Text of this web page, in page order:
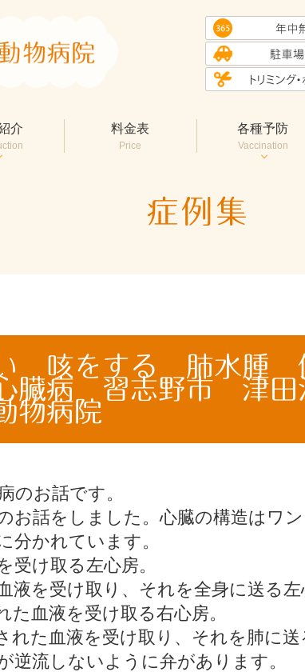
介 料金表
Price
各種予防
Vaccination
症例集
咳をする 肺水腫
臓病 習志野市 津
物病院
のお話です。
お話をしました。心臓の構造はワ
分かれています。
受け取る左心房。
液を受け取り、それを全身に送る左
血液を受け取る右心房。
れた血液を受け取り、それを肺に送
逆流しないように弁があります。